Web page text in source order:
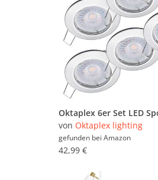
von Oktaplex lighting
gefunden bei Amazon
42,99 €